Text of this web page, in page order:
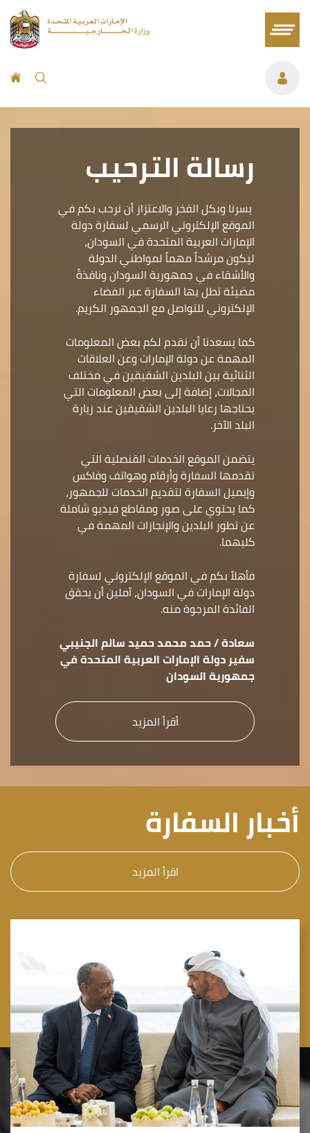
رسالة الترحيب
يسرنا وبكل الفخر والاعتزاز أن نرحب بكم في
الموقع الإلكتروني الرسمي لسفارة دولة
الإمارات العربية المتحدة في السودان،
ليكون مرشداً مهماً لمواطني الدولة
والأشقاء في جمهورية السودان ونافذةً
مضيئة تطل بها السفارة عبر الفضاء
الإلكتروني للتواصل مع الجمهور الكريم.
كما يسعدنا أن نقدم لكم بعض المعلومات
المهمة عن دولة الإمارات وعن العلاقات
الثنائية بين البلدين الشقيقين في مختلف
المجالات، إضافة إلى بعض المعلومات التي
يحتاجها رعايا البلدين الشقيقين عند زيارة
البلد الآخر.
يتضمن الموقع الخدمات القنصلية التي
تقدمها السفارة وأرقام وهواتف وفاكس
وإيميل السفارة لتقديم الخدمات للجمهور،
كما يحتوي على صور ومقاطع فيديو شاملة
عن تطور البلدين والإنجازات المهمة في
كليهما.
فأهلاً بكم في الموقع الإلكتروني لسفارة
دولة الإمارات في السودان، آملين أن يحقق
الفائدة المرجوة منه.
سعادة / حمد محمد حميد سالم الجنيبي
سفير دولة الإمارات العربية المتحدة في
جمهورية السودان
أقرأ المزيد
أخبار السفارة
اقرأ المزيد